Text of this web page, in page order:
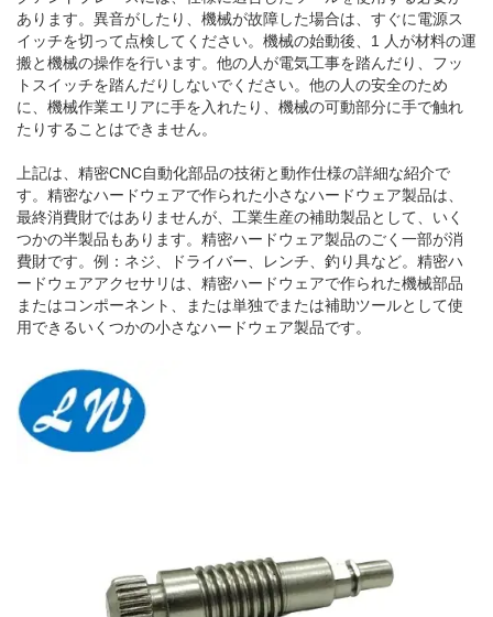
あります。異音がしたり、機械が故障した場合は、すぐに電源ス
イッチを切って点検してください。機械の始動後、1 人が材料の運
搬と機械の操作を行います。他の人が電気工事を踏んだり、フッ
トスイッチを踏んだりしないでください。他の人の安全のため
に、機械作業エリアに手を入れたり、機械の可動部分に手で触れ
たりすることはできません。
上記は、精密CNC自動化部品の技術と動作仕様の詳細な紹介で
す。精密なハードウェアで作られた小さなハードウェア製品は、
最終消費財ではありませんが、工業生産の補助製品として、いく
つかの半製品もあります。精密ハードウェア製品のごく一部が消
費財です。例：ネジ、ドライバー、レンチ、釣り具など。精密ハ
ードウェアアクセサリは、精密ハードウェアで作られた機械部品
またはコンポーネント、または単独でまたは補助ツールとして使
用できるいくつかの小さなハードウェア製品です。